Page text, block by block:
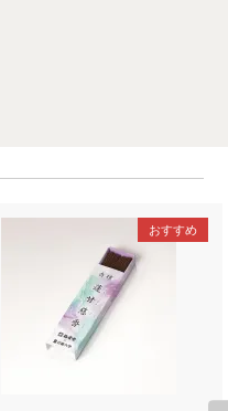
おすすめ